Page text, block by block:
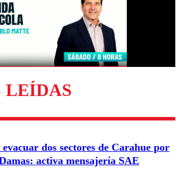
Enviar comentario
LEÍDAS
dos sectores de Carahue por
activa mensajería SAE